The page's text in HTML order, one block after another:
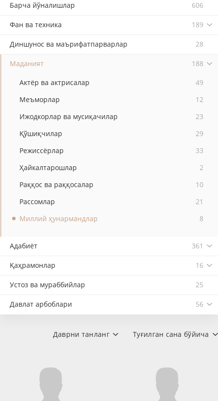
Барча йўналишлар 606
Фан ва техника 189
Диншунос ва маърифатпарварлар 28
Маданият 188
Актёр ва актрисалар
49
Меъморлар
12
Ижодкорлар ва мусиқачилар
23
Қўшиқчилар
29
Режиссёрлар
33
Ҳайкалтарошлар
2
Раққос ва раққосалар
10
Рассомлар
21
Миллий ҳунармандлар
8
Адабиёт 361
Қаҳрамонлар 16
Устоз ва мураббийлар 25
Давлат арбоблари 56
Туғилган сана бўйича
Даврни танланг